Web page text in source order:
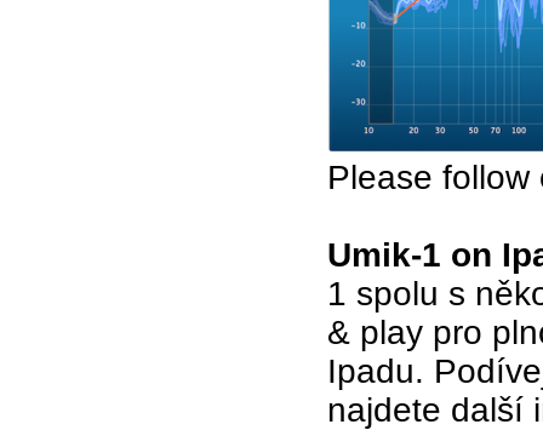
Please
Umik-1 on
1 spolu s
& play pro
Ipadu.
najdete další